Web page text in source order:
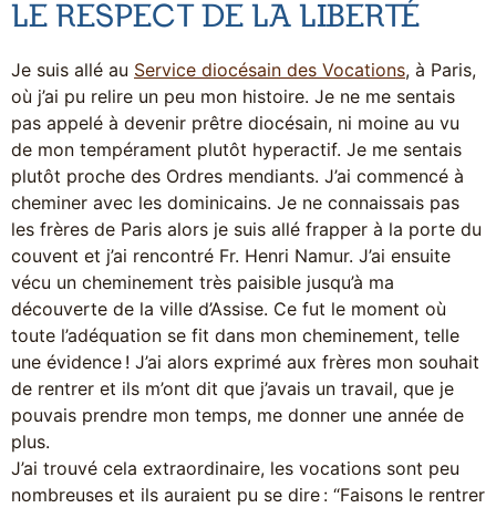
LE RESPECT DE LA LIBERTÉ
Je suis allé au Service diocésain des Vocations, à Paris,
où j’ai pu relire un peu mon histoire. Je ne me sentais
pas appelé à devenir prêtre diocésain, ni moine au vu
de mon tempérament plutôt hyperactif. Je me sentais
plutôt proche des Ordres mendiants. J’ai commencé à
cheminer avec les dominicains. Je ne connaissais pas
les frères de Paris alors je suis allé frapper à la porte du
couvent et j’ai rencontré Fr. Henri Namur. J’ai ensuite
vécu un cheminement très paisible jusqu’à ma
découverte de la ville d’Assise. Ce fut le moment où
toute l’adéquation se fit dans mon cheminement, telle
une évidence ! J’ai alors exprimé aux frères mon souhait
de rentrer et ils m’ont dit que j’avais un travail, que je
pouvais prendre mon temps, me donner une année de
plus.
J’ai trouvé cela extraordinaire, les vocations sont peu
nombreuses et ils auraient pu se dire : “Faisons le rentrer